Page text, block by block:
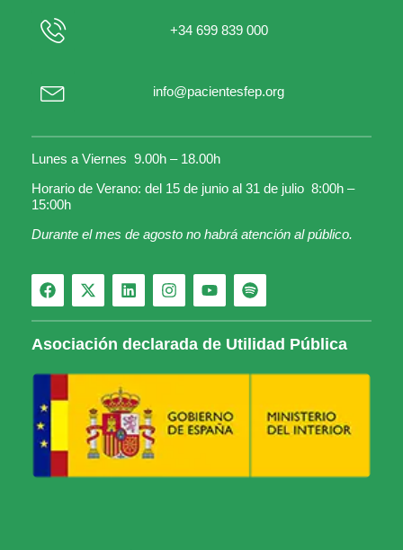
+34 699 839 000
info@pacientesfep.org
Lunes a Viernes 9.00h – 18.00h
Horario de Verano: del 15 de junio al 31 de julio 8:00h –
15:00h
Durante el mes de agosto no habrá atención al público.
Asociación declarada de Utilidad Pública